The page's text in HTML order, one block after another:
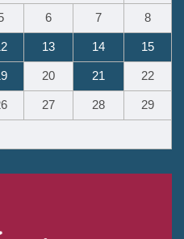
6 7 8
13 14 15
20 21 22
27 28 29